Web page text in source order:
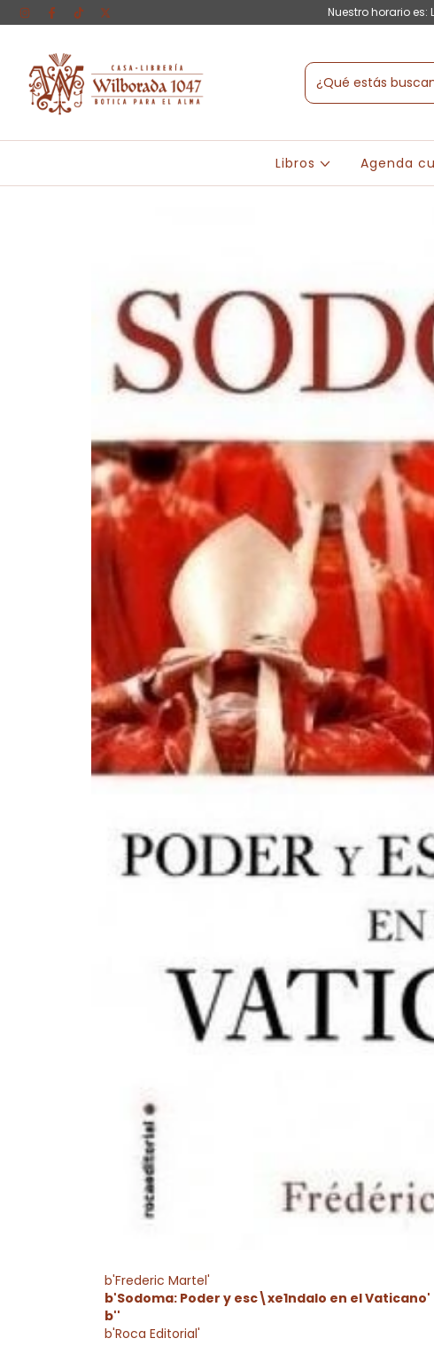
Nuestro horario es:
Libros Agenda
b'Frederic Martel'
b'Sodoma: Poder y esc\xe1ndalo en el Vaticano'
b''
b'Roca Editorial'